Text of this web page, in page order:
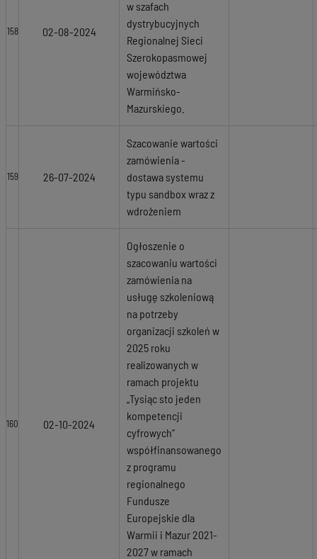
158 02-08-2024
w szafach
dystrybucyjnych
Regionalnej Sieci
Szerokopasmowej
województwa
Warmińsko-
Mazurskiego.
159 26-07-2024
Szacowanie wartości
zamówienia -
dostawa systemu
typu sandbox wraz z
wdrożeniem
160 02-10-2024
Ogłoszenie o
szacowaniu wartości
zamówienia na
usługę szkoleniową
na potrzeby
organizacji szkoleń w
2025 roku
realizowanych w
ramach projektu
„Tysiąc sto jeden
kompetencji
cyfrowych”
współfinansowanego
z programu
regionalnego
Fundusze
Europejskie dla
Warmii i Mazur 2021-
2027 w ramach